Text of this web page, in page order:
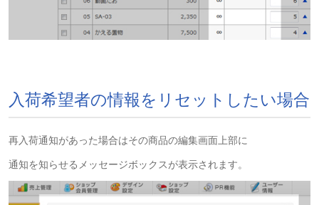
入荷希望者の情報をリセットしたい場合
再入荷通知があった場合はその商品の編集画面上部に
通知を知らせるメッセージボックスが表示されます。